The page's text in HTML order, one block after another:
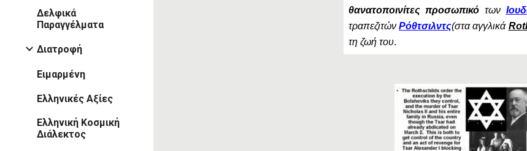
Δελφικά
Παραγγέλματα
Διατροφή
Ειμαρμένη
Ελληνικές Αξίες
Ελληνική Κοσμική
Διάλεκτος
θανατοποινίτες προσωπικό των
τραπεζιτώνΡόθτσιλντς(στα αγγλικά
τη ζωή του.